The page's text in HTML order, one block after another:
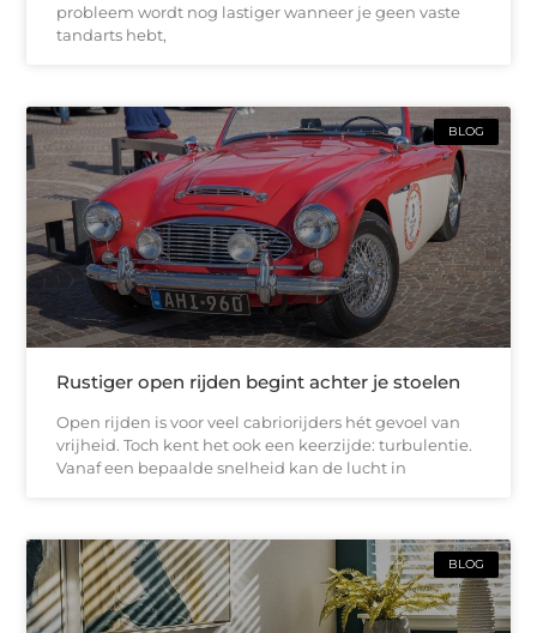
probleem wordt nog lastiger wanneer je geen vaste
tandarts hebt,
BLOG
Rustiger open rijden begint achter je stoelen
Open rijden is voor veel cabriorijders hét gevoel van
vrijheid. Toch kent het ook een keerzijde: turbulentie.
Vanaf een bepaalde snelheid kan de lucht in
BLOG